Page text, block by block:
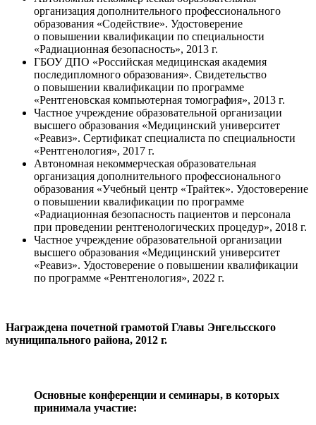
организация дополнительного профессионального
образования «Содействие». Удостоверение
о повышении квалификации по специальности
«Радиационная безопасность», 2013 г.
ГБОУ ДПО «Российская медицинская академия
последипломного образования». Свидетельство
о повышении квалификации по программе
«Рентгеновская компьютерная томография», 2013 г.
Частное учреждение образовательной организации
высшего образования «Медицинский университет
«Реавиз». Сертификат специалиста по специальности
«Рентгенология», 2017 г.
Автономная некоммерческая образовательная
организация дополнительного профессионального
образования «Учебный центр «Трайтек». Удостоверение
о повышении квалификации по программе
«Радиационная безопасность пациентов и персонала
при проведении рентгенологических процедур», 2018 г.
Частное учреждение образовательной организации
высшего образования «Медицинский университет
«Реавиз». Удостоверение о повышении квалификации
по программе «Рентгенология», 2022 г.
Награждена почетной грамотой Главы Энгельсского
муниципального района, 2012 г.
Основные конференции и семинары, в которых
принимала участие: